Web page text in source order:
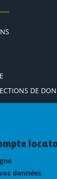
DE
données